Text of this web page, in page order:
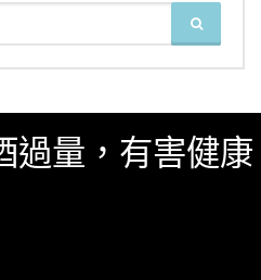
SEARCH
新鮮貨 一飲商店
量，有害健康